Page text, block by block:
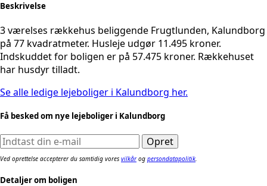
Beskrivelse
3 værelses rækkehus beliggende Frugtlunden, Kalundborg
på 77 kvadratmeter. Husleje udgør 11.495 kroner.
Indskuddet for boligen er på 57.475 kroner. Rækkehuset
har husdyr tilladt.
Se alle ledige lejeboliger i Kalundborg her.
Få besked om nye lejeboliger i Kalundborg
Ved oprettelse accepterer du samtidig vores vilkårog persondatapolitik
Detaljer om boligen